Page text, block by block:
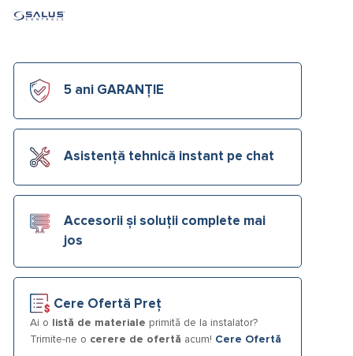
5 ani GARANȚIE
Asistență tehnică instant pe chat
Accesorii și soluții complete mai
jos
Cere Ofertă Preț
Ai o listă de materiale primită de la instalator?
Trimite-ne o cerere de ofertă acum! Cere Ofertă